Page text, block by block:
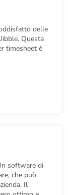
delle
Questa
timesheet è
software di
che può
Il